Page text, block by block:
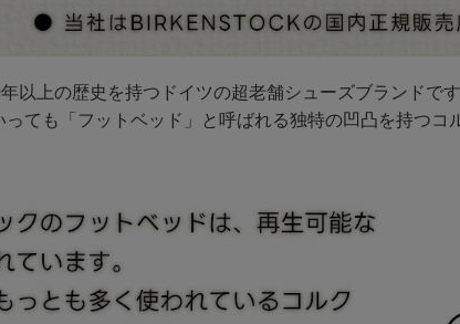
以上の歴史を持つドイツの超老舗シューズブランドです
ても「フットベッド」と呼ばれる独特の凹凸を持つコ